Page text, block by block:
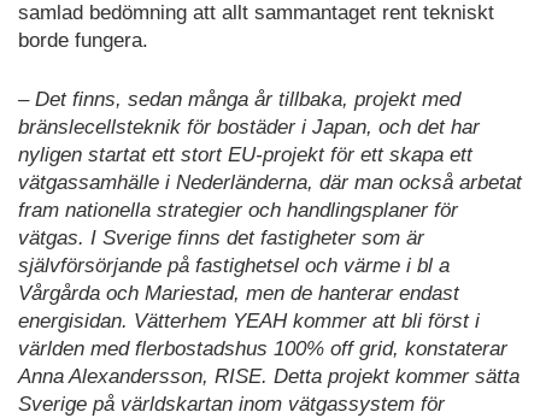
samlad bedömning att allt sammantaget rent tekniskt
borde fungera.
– Det finns, sedan många år tillbaka, projekt med
bränslecellsteknik för bostäder i Japan, och det har
nyligen startat ett stort EU-projekt för ett skapa ett
vätgassamhälle i Nederländerna, där man också arbetat
fram nationella strategier och handlingsplaner för
vätgas. I Sverige finns det fastigheter som är
självförsörjande på fastighetsel och värme i bl a
Vårgårda och Mariestad, men de hanterar endast
energisidan. Vätterhem YEAH kommer att bli först i
världen med flerbostadshus 100% off grid, konstaterar
Anna Alexandersson, RISE. Detta projekt kommer sätta
Sverige på världskartan inom vätgassystem för